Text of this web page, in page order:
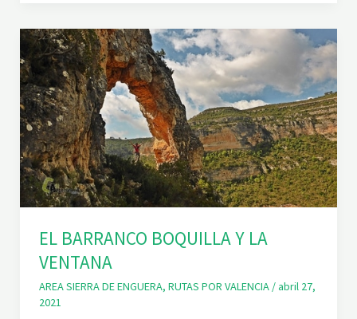
E
N
T
E
Y
E
L
B
A
R
R
A
N
C
O
E
L
A
H
O
Z
EL BARRANCO BOQUILLA Y LA
VENTANA
AREA SIERRA DE ENGUERA, RUTAS POR VALENCIA/abril 27,
2021